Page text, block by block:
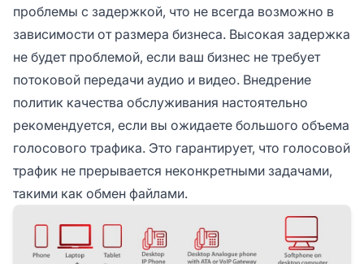
проблемы с задержкой, что не всегда возможно в
зависимости от размера бизнеса. Высокая задержка
не будет проблемой, если ваш бизнес не требует
потоковой передачи аудио и видео. Внедрение
политик качества обслуживания настоятельно
рекомендуется, если вы ожидаете большого объема
голосового трафика. Это гарантирует, что голосовой
трафик не прерывается неконкретными задачами,
такими как обмен файлами.